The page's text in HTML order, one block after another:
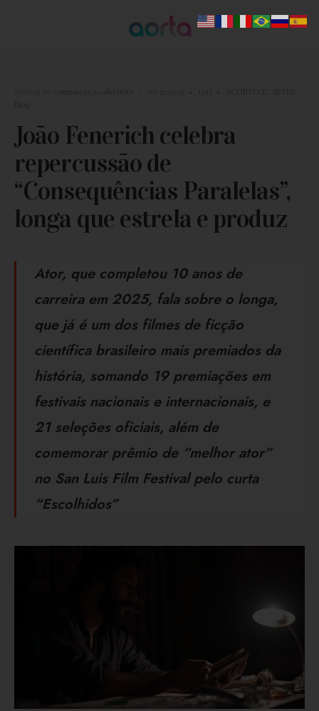
João Fenerich celebra
repercussão de
“Consequências Paralelas”,
longa que estrela e produz
Ator, que completou 10 anos de
carreira em 2025, fala sobre o longa,
que já é um dos filmes de ficção
científica brasileiro mais premiados da
história, somando 19 premiações em
festivais nacionais e internacionais, e
21 seleções oficiais, além de
comemorar prêmio de “melhor ator”
no San Luis Film Festival pelo curta
“Escolhidos”